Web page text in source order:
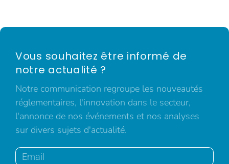
Vous souhaitez être informé de
notre actualité ?
Notre communication regroupe les nouveautés
réglementaires, l'innovation dans le secteur,
l'annonce de nos événements et nos analyses
sur divers sujets d'actualité.